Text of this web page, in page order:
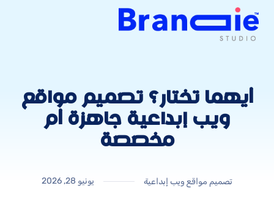
أيهما تختار؟ تصميم مواقع
ويب إبداعية جاهزة أم
مخصصة
تصميم مواقع ويب إبداعية يونيو 28, 2026